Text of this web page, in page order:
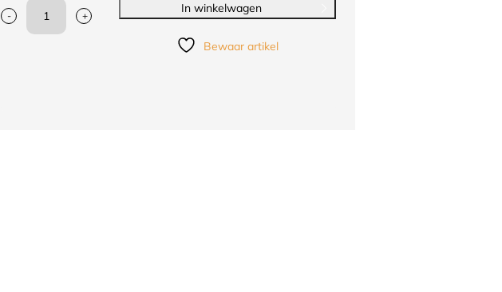
-
Taekwondo-
+
In winkelwagen
Bewaar artikel